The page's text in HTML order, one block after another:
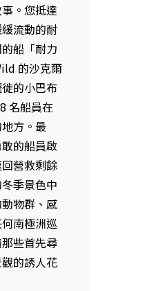
。您抵達
流動的耐
船「耐力
的沙克爾
的小巴布
名船員在
方。最
的船員啟
營救剩餘
季景色中
物群、感
南極洲巡
些首先尋
的誘人花